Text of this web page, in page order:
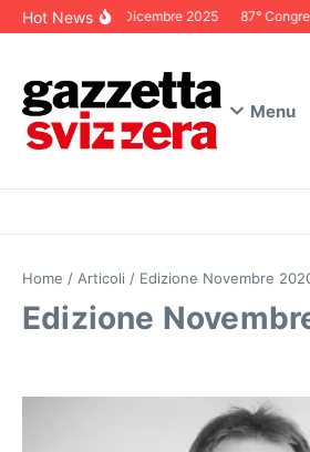
Salta al contenuto
Hot News
Editoriale Dicembre 2025 87°
Menu
Home / Articoli / Edizione Novembre
Edizione